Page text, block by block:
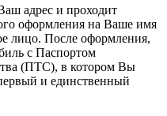
адрес и проходит
оформления на Ваше имя
лицо. После оформления,
с Паспортом
(ПТС), в котором Вы
и единственный